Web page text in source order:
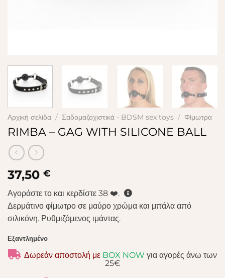
Αρχική σελίδα / Σαδομαζοχιστικά - BDSM sex toys / Φίμωτρα
RIMBA – GAG WITH SILICONE BALL
37,50 €
Αγοράστε το και κερδίστε 38 ❤️.
Δερμάτινο φίμωτρο σε μαύρο χρώμα και μπάλα από
σιλικόνη. Ρυθμιζόμενος ιμάντας.
Εξαντλημένο
Δωρεάν αποστολή με BOX NOW για αγορές άνω των
25€